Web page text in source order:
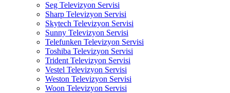
Seg Televizyon Servisi
Sharp Televizyon Servisi
Skytech Televizyon Servisi
Sunny Televizyon Servisi
Telefunken Televizyon Servisi
Toshiba Televizyon Servisi
Trident Televizyon Servisi
Vestel Televizyon Servisi
Weston Televizyon Servisi
Woon Televizyon Servisi